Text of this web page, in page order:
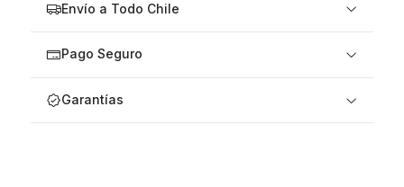
Envío a Todo Chile
Pago Seguro
Garantías